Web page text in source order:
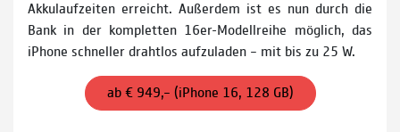
Akkulaufzeiten erreicht. Außerdem ist es nun durch die
Bank in der kompletten 16er-Modellreihe möglich, das
iPhone schneller drahtlos aufzuladen – mit bis zu 25 W.
ab € 949,– (iPhone 16, 128 GB)